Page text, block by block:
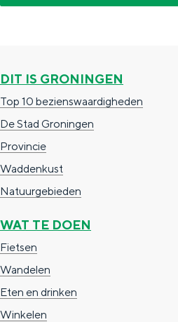
DIT IS GRONINGEN
Top 10 bezienswaardigheden
De Stad Groningen
Provincie
Waddenkust
Natuurgebieden
WAT TE DOEN
Fietsen
Wandelen
Eten en drinken
Winkelen